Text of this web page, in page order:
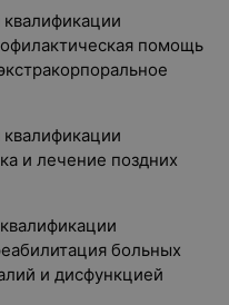
помощь
и лечение поздних
больных
и дисфункцией